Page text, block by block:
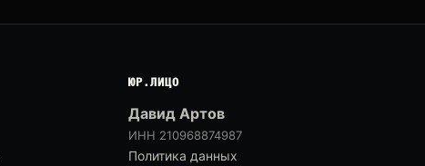
ЮР.ЛИЦО
Давид Артов
ИНН 210968874987
Политика данных